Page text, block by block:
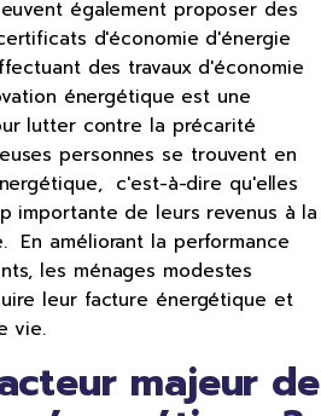
également proposer des
d'économie d'énergie
des travaux d'économie
énergétique est une
lutter contre la précarité
personnes se trouvent en
c'est-à-dire qu'elles
importante de leurs revenus à la
En améliorant la performance
les ménages modestes
leur facture énergétique et
vie.
majeur de